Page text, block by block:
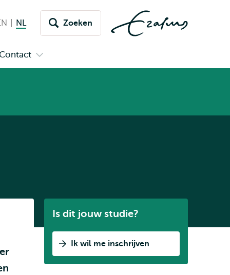
English
NLNederlands huidige taal
Zoeken
Is dit jouw studie?
Ik wil me inschrijven